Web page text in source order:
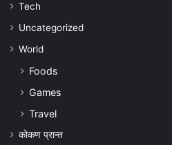
Tech
Uncategorized
World
Foods
Games
Travel
कोकण प्रान्त